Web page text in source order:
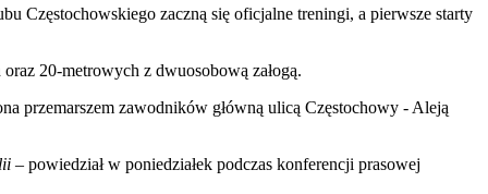
Częstochowskiego zaczną się oficjalne treningi, a pierwsze starty
20-metrowych z dwuosobową załogą.
przemarszem zawodników główną ulicą Częstochowy - Aleją
– powiedział w poniedziałek podczas konferencji prasowej